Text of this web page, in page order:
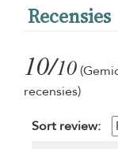
Recensies
10/10
recensies)
Sort review: